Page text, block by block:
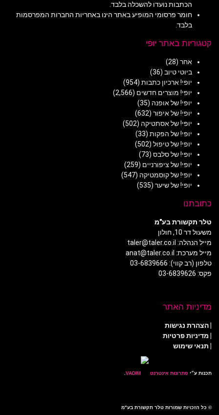
הכתבות נועדו להשכלה בלבד.
חומר פרסומי המופיע באתר הינו באחריות החברות המפרסמות
בלבד.
קטגוריות באתר יופי
אחר (28)
ביוטי טיוב (36)
יופי! ארכיון כתבות (954)
יופי! מוצרים חדשים (2,566)
יופי! של אופנה (35)
יופי! של איפור (632)
יופי! של אסתטיקה (502)
יופי! של הפקות (33)
יופי! של טיפול (502)
יופי! של סלבס (73)
יופי! של ציפורניים (259)
יופי! של קוסמטיקה (547)
יופי! של שיער (535)
כתובתנו
טלר תקשורת בע"מ
משעול דר 10, חולון
מייל הנהלה: taler@taler.co.il
מייל מערכת: anat@taler.co.il
טלפון (רב קווי): 03-6839666
פקס: 03-6839626
מדיניות האתר
הצהרת נגישות
מדיניות פרטיות
| תנאי שימוש
תכנות ע״י פתרונות אינטרנט
© כל הזכויות שמורות טלר תקשורת בע"מ